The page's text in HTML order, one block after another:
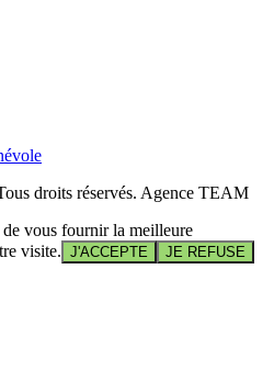
droits réservés. Agence TEAM
vous fournir la meilleure
visite. J'ACCEPTE JE REFUSE